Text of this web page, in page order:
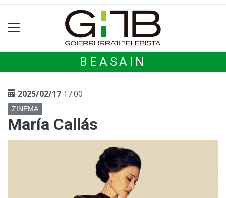
BEASAIN
2025/02/17 17:00
ZINEMA
María Callás